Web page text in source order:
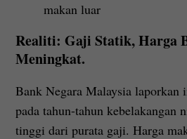
makan luar
Realiti: Gaji Statik, Harga
Meningkat.
Bank Negara Malaysia laporkan
pada tahun-tahun kebelakangan
tinggi dari purata gaji. Harga